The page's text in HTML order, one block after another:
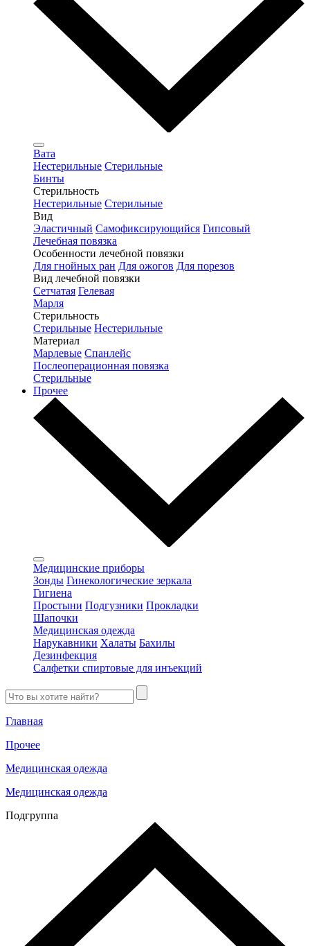
Вата
Нестерильные Стерильные
Бинты
Стерильность
Нестерильные Стерильные
Вид
Эластичный Самофиксирующийся Гипсовый
Лечебная повязка
Особенности лечебной повязки
Для гнойных ран Для ожогов Для порезов
Вид лечебной повязки
Сетчатая Гелевая
Марля
Стерильность
Стерильные Нестерильные
Материал
Марлевые Спанлейс
Послеоперационная повязка
Стерильные
Прочее
Медицинские приборы
Зонды Гинекологические зеркала
Гигиена
Простыни Подгузники Прокладки
Шапочки
Медицинская одежда
Нарукавники Халаты Бахилы
Дезинфекция
Салфетки спиртовые для инъекций
Главная
Прочее
Медицинская одежда
Медицинская одежда
Подгруппа